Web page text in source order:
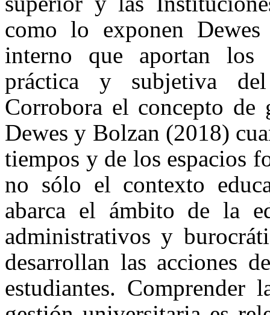
como lo exponen
interno que aportan los
práctica y subjetiva
Corrobora el concepto de
Dewes y Bolzan (2018)
tiempos y de los espacios
no sólo el contexto
abarca el ámbito de la
administrativos y
desarrollan las acciones
estudiantes.